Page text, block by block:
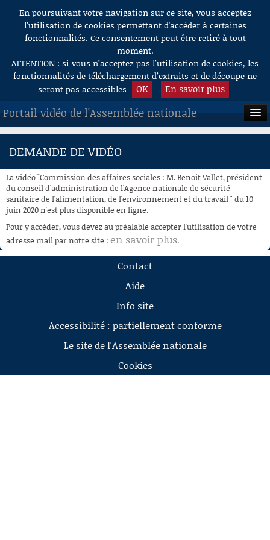
Aller au contenu
En poursuivant votre navigation sur ce site, vous acceptez
l’utilisation de cookies permettant d'accéder à certaines
fonctionnalités. Ce consentement peut être retiré à tout
moment.
ATTENTION : si vous n’acceptez pas l’utilisation de cookies, les
fonctionnalités de téléchargement d’extraits et de découpe ne
seront pas accessibles
OK En savoir plus
Portail vidéo de l'Assemblée nationale
ACCUEIL
À LA DEMANDE
RECHERCHE
AIDE À LA DÉCOUPE
DE VIDÉOS
DEMANDE DE VIDÉO
La vidéo "Commission des affaires sociales : M. Benoît Vallet, président
du conseil d’administration de l’Agence nationale de sécurité
sanitaire de l’alimentation, de l’environnement et du travail " du 10
juin 2020 n'est plus disponible en ligne.
Pour y accéder, vous devez au préalable accepter l'utilisation de votre
adresse mail par notre site : en savoir plus.
Contact
Aide
Info site
Accessibilité : partiellement conforme
Le site de l'Assemblée nationale
Cookies